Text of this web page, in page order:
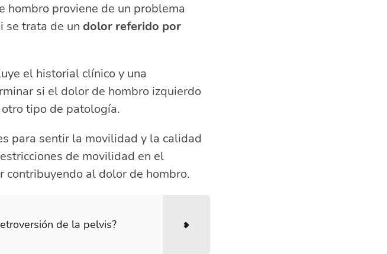
hombro proviene de un problema
se trata de un dolor referido por
el historial clínico y una
si el dolor de hombro izquierdo
tipo de patología.
para sentir la movilidad y la calidad
de movilidad en el
contribuyendo al dolor de hombro.
de la pelvis?